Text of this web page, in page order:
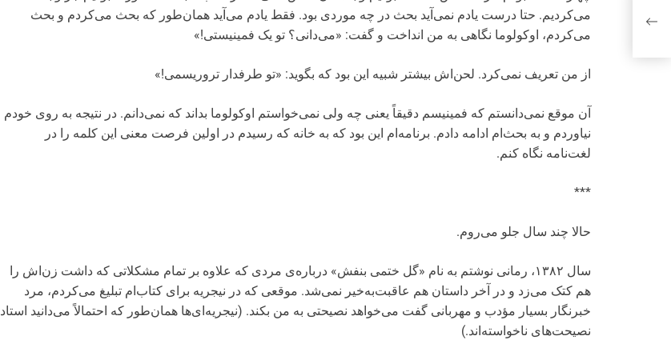
می‌کردیم. حتا درست یادم نمی‌آید بحث در چه موردی بود. فقط یادم می‌آید همان‌طور که بحث می‌کردم و بحث
می‌کردم، اوکولوما نگاهی به من انداخت و گفت: «می‌دانی؟ تو یک فمینیستی!»
از من تعریف نمی‌کرد. لحن‌اش بیشتر شبیه این بود که بگوید: «تو طرفدار تروریسمی!»
آن موقع نمی‌دانستم که فمینیسم دقیقاً یعنی چه ولی نمی‌خواستم اوکولوما بداند که نمی‌دانم. در نتیجه به روی خودم
نیاوردم و به بحث‌ام ادامه دادم. برنامه‌ام این بود که به خانه که رسیدم در اولین فرصت معنی این کلمه را در
لغت‌نامه نگاه کنم.
***
حالا چند سال جلو می‌روم.
سال ۱۳۸۲، رمانی نوشتم به نام «گل ختمی بنفش» درباره‌ی مردی که علاوه بر تمام مشکلاتی که داشت زن‌اش را
هم کتک می‌زد و در آخر داستان هم عاقبت‌به‌خیر نمی‌شد. موقعی که در نیجریه برای کتاب‌ام تبلیغ می‌کردم، مرد
خبرنگار بسیار مؤدب و مهربانی گفت می‌خواهد نصیحتی به من بکند. (نیجریه‌ای‌ها همان‌طور که احتمالاً می‌دانید استاد
نصیحت‌های ناخواسته‌‌اند.)